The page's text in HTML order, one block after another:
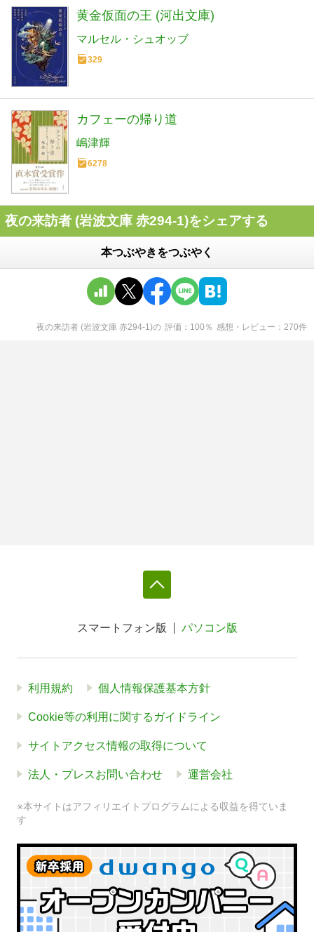
黄金仮面の王 (河出文庫)
マルセル・シュオッブ
329
カフェーの帰り道
嶋津輝
6278
夜の来訪者 (岩波文庫 赤294-1)をシェアする
本つぶやきをつぶやく
夜の来訪者 (岩波文庫 赤294-1)の 評価 100 ％ 感想・レビュー 270件
スマートフォン版 パソコン版
利用規約 個人情報保護基本方針
Cookie等の利用に関するガイドライン
サイトアクセス情報の取得について
法人・プレスお問い合わせ 運営会社
※本サイトはアフィリエイトプログラムによる収益を得ていま
す